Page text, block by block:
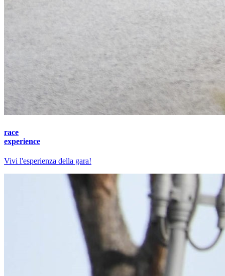
race
experience
Vivi l'esperienza della gara!